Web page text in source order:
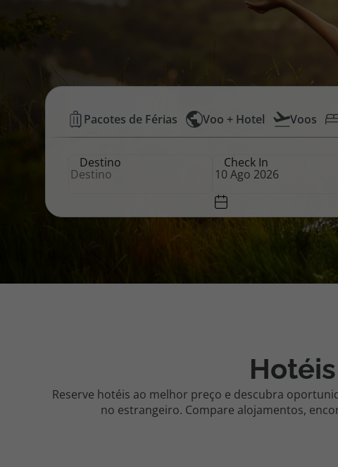
Pacotes de Férias
Disneyland ® Paris
Promoções
Cheque
Blog
Hotéis
Baratos
Top
Pacotes de Férias Voo + Hotel Voos
Destino Check In
Reserve hotéis ao melhor preço e descubra
no estrangeiro. Compare alojamentos,